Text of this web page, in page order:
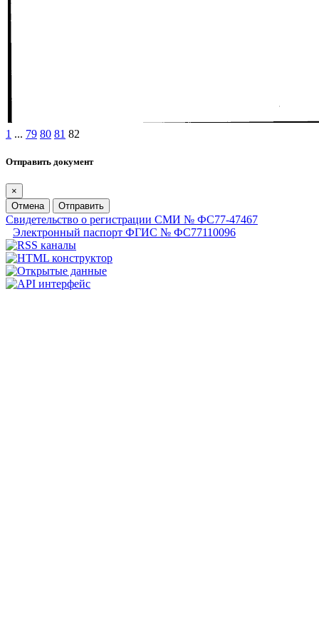
1 ... 79 80 81 82
Отправить документ
×
Отмена
Отправить
Свидетельство о регистрации СМИ № ФС77-47467
Электронный паспорт ФГИС № ФС77110096